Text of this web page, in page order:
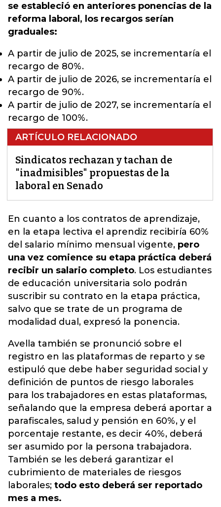
se estableció en anteriores ponencias de la
reforma laboral, los recargos serían
graduales:
A partir de julio de 2025, se incrementaría el
recargo de 80%.
A partir de julio de 2026, se incrementaría el
recargo de 90%.
A partir de julio de 2027, se incrementaría el
recargo de 100%.
ARTÍCULO RELACIONADO
Sindicatos rechazan y tachan de
"inadmisibles" propuestas de la
laboral en Senado
En cuanto a los contratos de aprendizaje,
en la etapa lectiva el aprendiz recibiría 60%
del salario mínimo mensual vigente, pero
una vez comience su etapa práctica deberá
recibir un salario completo. Los estudiantes
de educación universitaria solo podrán
suscribir su contrato en la etapa práctica,
salvo que se trate de un programa de
modalidad dual, expresó la ponencia.
Avella también se pronunció sobre el
registro en las plataformas de reparto y se
estipuló que debe haber seguridad social y
definición de puntos de riesgo laborales
para los trabajadores en estas plataformas,
señalando que la empresa deberá aportar a
parafiscales, salud y pensión en 60%, y el
porcentaje restante, es decir 40%, deberá
ser asumido por la persona trabajadora.
También se les deberá garantizar el
cubrimiento de materiales de riesgos
laborales; todo esto deberá ser reportado
mes a mes.